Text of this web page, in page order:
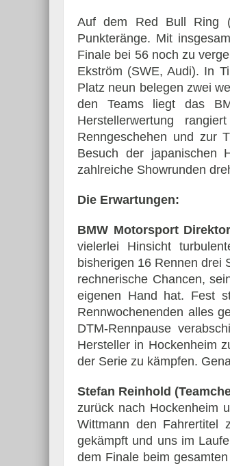
Auf dem Red Bull Ring
Punkteränge. Mit
Finale bei 56 noch zu
Ekström (SWE, Audi). In
Platz neun belegen zwei
den Teams liegt das
Herstellerwertung
Renngeschehen und zur
Besuch der japanischen
zahlreiche Showrunden
Die Erwartungen:
BMW Motorsport
vielerlei Hinsicht
bisherigen 16 Rennen drei
rechnerische Chancen,
eigenen Hand hat. Fest
Rennwochenenden alles
DTM-Rennpause
Hersteller in Hockenheim
der Serie zu kämpfen.
Stefan Reinhold
zurück nach Hockenheim
Wittmann den Fahrertitel
gekämpft und uns im
dem Finale beim